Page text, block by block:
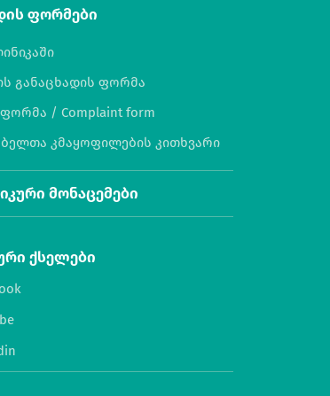
ფორმები
განაცხადის ფორმა
/ Complaint form
კმაყოფილების კითხვარი
მონაცემები
ქსელები